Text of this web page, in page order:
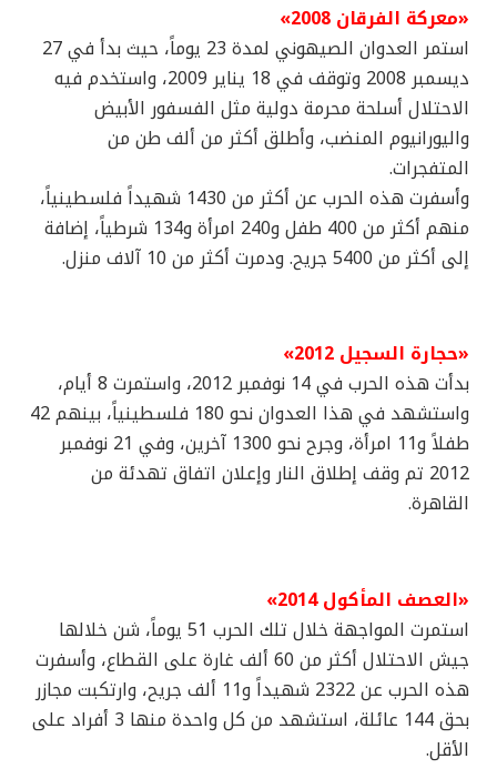
«معركة الفرقان 2008»
استمر العدوان الصيهوني لمدة 23 يوماً، حيث بدأ في 27
ديسمبر 2008 وتوقف في 18 يناير 2009، واستخدم فيه
الاحتلال أسلحة محرمة دولية مثل الفسفور الأبيض
واليورانيوم المنضب، وأطلق أكثر من ألف طن من
المتفجرات.
وأسفرت هذه الحرب عن أكثر من 1430 شهيداً فلسطينياً،
منهم أكثر من 400 طفل و240 امرأة و134 شرطياً، إضافة
إلى أكثر من 5400 جريح. ودمرت أكثر من 10 آلاف منزل.
«حجارة السجيل 2012»
بدأت هذه الحرب في 14 نوفمبر 2012، واستمرت 8 أيام،
واستشهد في هذا العدوان نحو 180 فلسطينياً، بينهم 42
طفلاً و11 امرأة، وجرح نحو 1300 آخرين، وفي 21 نوفمبر
2012 تم وقف إطلاق النار وإعلان اتفاق تهدئة من
القاهرة.
«العصف المأكول 2014»
استمرت المواجهة خلال تلك الحرب 51 يوماً، شن خلالها
جيش الاحتلال أكثر من 60 ألف غارة على القطاع، وأسفرت
هذه الحرب عن 2322 شهيداً و11 ألف جريح، وارتكبت مجازر
بحق 144 عائلة، استشهد من كل واحدة منها 3 أفراد على
الأقل.